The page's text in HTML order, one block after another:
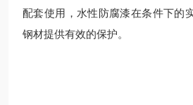
配套使用，水性防腐漆在条件下的
钢材提供有效的保护。